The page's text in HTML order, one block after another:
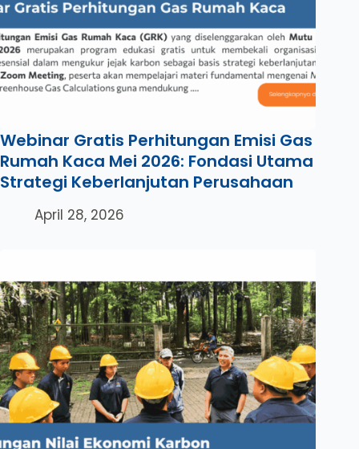
Webinar Gratis Perhitungan Emisi Gas
Rumah Kaca Mei 2026: Fondasi Utama
Strategi Keberlanjutan Perusahaan
April 28, 2026